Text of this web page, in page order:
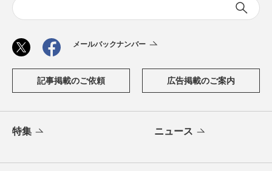
メールバックナンバー
記事掲載のご依頼 広告掲載のご案内
特集 ニュース